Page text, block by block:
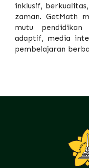
inklusif,
zaman. GetMath
mutu
adaptif, media
pembelajaran